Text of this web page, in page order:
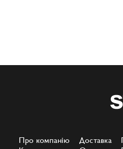
Про компанію
Доставка